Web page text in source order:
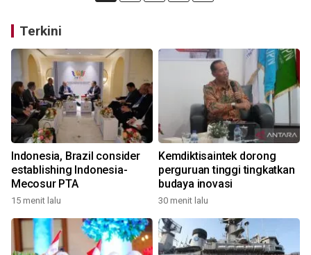
Terkini
Indonesia, Brazil consider
establishing Indonesia-
Mecosur PTA
15 menit lalu
Kemdiktisaintek dorong
perguruan tinggi tingkatkan
budaya inovasi
30 menit lalu